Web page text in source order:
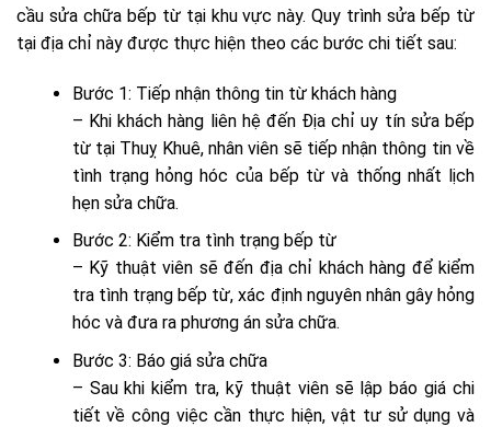
cầu sửa chữa bếp từ tại khu vực này. Quy trình sửa bếp từ
tại địa chỉ này được thực hiện theo các bước chi tiết sau:
Bước 1: Tiếp nhận thông tin từ khách hàng
– Khi khách hàng liên hệ đến Địa chỉ uy tín sửa bếp
từ tại Thuỵ Khuê, nhân viên sẽ tiếp nhận thông tin về
tình trạng hỏng hóc của bếp từ và thống nhất lịch
hẹn sửa chữa.
Bước 2: Kiểm tra tình trạng bếp từ
– Kỹ thuật viên sẽ đến địa chỉ khách hàng để kiểm
tra tình trạng bếp từ, xác định nguyên nhân gây hỏng
hóc và đưa ra phương án sửa chữa.
Bước 3: Báo giá sửa chữa
– Sau khi kiểm tra, kỹ thuật viên sẽ lập báo giá chi
tiết về công việc cần thực hiện, vật tư sử dụng và